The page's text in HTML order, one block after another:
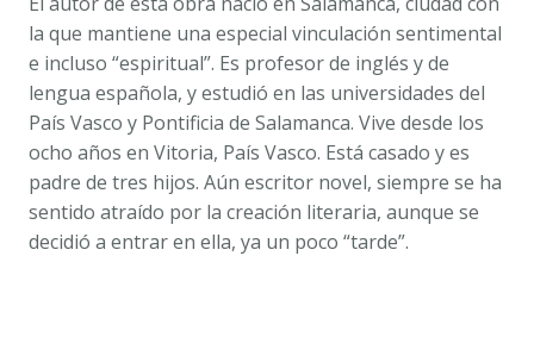
la que mantiene una especial vinculación sentimental
e incluso “espiritual”. Es profesor de inglés y de
lengua española, y estudió en las universidades del
País Vasco y Pontificia de Salamanca. Vive desde los
ocho años en Vitoria, País Vasco. Está casado y es
padre de tres hijos. Aún escritor novel, siempre se ha
sentido atraído por la creación literaria, aunque se
decidió a entrar en ella, ya un poco “tarde”.